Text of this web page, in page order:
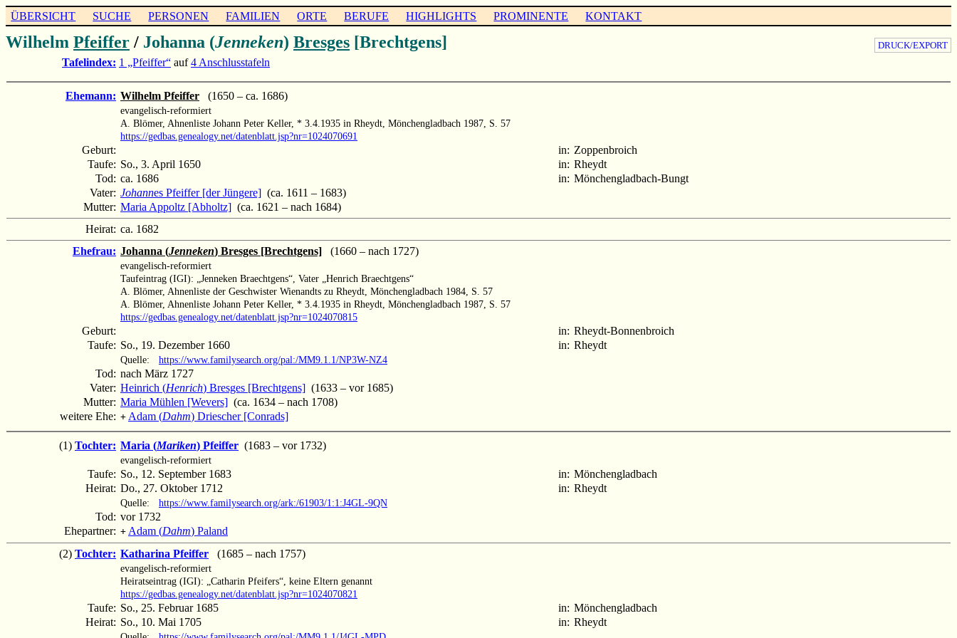
ÜBERSICHT SUCHE PERSONEN FAMILIEN ORTE BERUFE HIGHLIGHTS PROMINENTE KONTAKT
DRUCK/EXPORT
Wilhelm Pfeiffer / Johanna (Jenneken) Bresges [Brechtgens]
Tafelindex: 1 „Pfeiffer“ auf4 Anschlusstafeln
Ehemann: Wilhelm Pfeiffer (1650 – ca. 1686)
evangelisch-reformiert
A. Blömer, Ahnenliste Johann Peter Keller, * 3.4.1935 in Rheydt, Mönchengladbach 1987, S. 57
https://gedbas.genealogy.net/datenblatt.jsp?nr=1024070691
Geburt: in: Zoppenbroich
Taufe: So., 3. April 1650 in: Rheydt
Tod: ca. 1686 in: Mönchengladbach-Bungt
Vater: Johannes Pfeiffer [der Jüngere] (ca. 1611 – 1683)
Mutter: Maria Appoltz [Abholtz] (ca. 1621 – nach 1684)
Heirat: ca. 1682
Ehefrau: Johanna (Jenneken) Bresges [Brechtgens] (1660 – nach 1727)
evangelisch-reformiert
Taufeintrag (IGI): „Jenneken Braechtgens“, Vater „Henrich Braechtgens“
A. Blömer, Ahnenliste der Geschwister Wienandts zu Rheydt, Mönchengladbach 1984, S. 57
A. Blömer, Ahnenliste Johann Peter Keller, * 3.4.1935 in Rheydt, Mönchengladbach 1987, S. 57
https://gedbas.genealogy.net/datenblatt.jsp?nr=1024070815
Geburt: in: Rheydt-Bonnenbroich
Taufe: So., 19. Dezember 1660 in: Rheydt
Quelle: https://www.familysearch.org/pal:/MM9.1.1/NP3W-NZ4
Tod: nach März 1727
Vater: Heinrich (Henrich) Bresges [Brechtgens] (1633 – vor 1685)
Mutter: Maria Mühlen [Wevers] (ca. 1634 – nach 1708)
weitere Ehe: + Adam (Dahm) Driescher [Conrads]
(1) Tochter: Maria (Mariken) Pfeiffer (1683 – vor 1732)
evangelisch-reformiert
Taufe: So., 12. September 1683 in: Mönchengladbach
Heirat: Do., 27. Oktober 1712 in: Rheydt
Quelle: https://www.familysearch.org/ark:/61903/1:1:J4GL-9QN
Tod: vor 1732
Ehepartner: + Adam (Dahm) Paland
(2) Tochter: Katharina Pfeiffer (1685 – nach 1757)
evangelisch-reformiert
Heiratseintrag (IGI): „Catharin Pfeifers“, keine Eltern genannt
https://gedbas.genealogy.net/datenblatt.jsp?nr=1024070821
Taufe: So., 25. Februar 1685 in: Mönchengladbach
Heirat: So., 10. Mai 1705 in: Rheydt